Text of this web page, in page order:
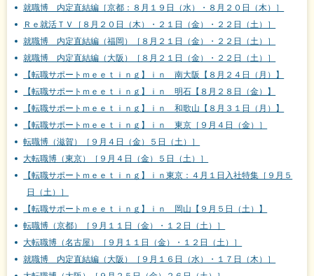
就職博 内定直結編［京都：８月１９日（水）・８月２０日（木）］
Ｒｅ就活ＴＶ［８月２０日（木）・２１日（金）・２２日（土）］
就職博 内定直結編（福岡）［８月２１日（金）・２２日（土）］
就職博 内定直結編（大阪）［８月２１日（金）・２２日（土）］
【転職サポートｍｅｅｔｉｎｇ】ｉｎ 南大阪【８月２４日（月）】
【転職サポートｍｅｅｔｉｎｇ】ｉｎ 明石【８月２８日（金）】
【転職サポートｍｅｅｔｉｎｇ】ｉｎ 和歌山【８月３１日（月）】
【転職サポートｍｅｅｔｉｎｇ】ｉｎ 東京［９月４日（金）］
転職博（滋賀）［９月４日（金）５日（土）］
大転職博（東京）［９月４日（金）５日（土）］
【転職サポートｍｅｅｔｉｎｇ】ｉｎ東京：４月１日入社特集［９月５
日（土）］
【転職サポートｍｅｅｔｉｎｇ】ｉｎ 岡山【９月５日（土）】
転職博（京都）［９月１１日（金）・１２日（土）］
大転職博（名古屋）［９月１１日（金）・１２日（土）］
就職博 内定直結編（大阪）［９月１６日（水）・１７日（木）］